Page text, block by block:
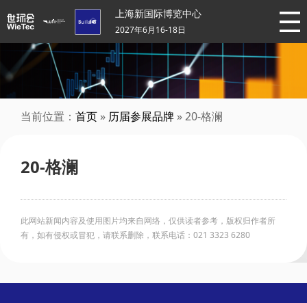
上海新国际博览中心
2027年6月16-18日
当前位置： 首页 » 历届参展品牌 » 20-格澜
20-格澜
此网站新闻内容及使用图片均来自网络，仅供读者参考，版权归作者所
有，如有侵权或冒犯，请联系删除，联系电话：021 3323 6280